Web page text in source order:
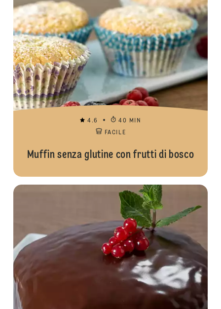
4.6
40 MIN
FACILE
Muffin senza glutine con frutti di bosco